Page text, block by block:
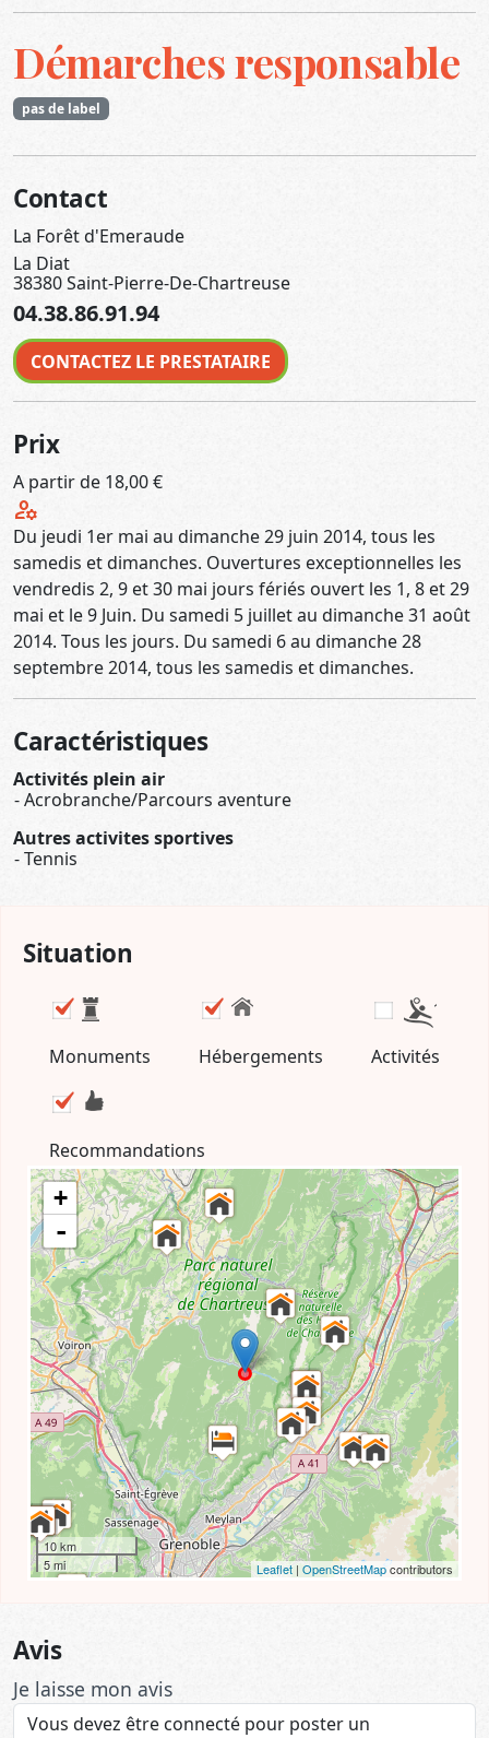
Démarches responsable
pas de label
Contact
La Forêt d'Emeraude
La Diat
38380 Saint-Pierre-De-Chartreuse
04.38.86.91.94
CONTACTEZ LE PRESTATAIRE
Prix
A partir de 18,00 €
manage_accounts
Du jeudi 1er mai au dimanche 29 juin 2014, tous les
samedis et dimanches. Ouvertures exceptionnelles les
vendredis 2, 9 et 30 mai jours fériés ouvert les 1, 8 et 29
mai et le 9 Juin. Du samedi 5 juillet au dimanche 31 août
2014. Tous les jours. Du samedi 6 au dimanche 28
septembre 2014, tous les samedis et dimanches.
Caractéristiques
Activités plein air
Acrobranche/Parcours aventure
Autres activites sportives
Tennis
Situation
Monuments Hébergements Activités
Recommandations
+
-
10 km
5 mi
Leaflet| OpenStreetMapcontributors
Avis
Je laisse mon avis